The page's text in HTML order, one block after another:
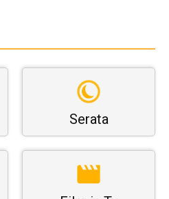
Serata